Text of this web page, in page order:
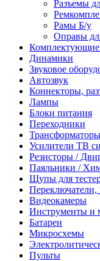
Разъемы
Рамы Б/у
Оправы
Комплектующие
Динамики
Звуковое
Автозвук
Коннекторы,
Лампы
Блоки питания
Переходники
Трансформаторы
Усилители ТВ
Резисторы /
Паяльники /
Щупы для
Видеокамеры
Инструменты и
Батареи
Микросхемы
Пульты